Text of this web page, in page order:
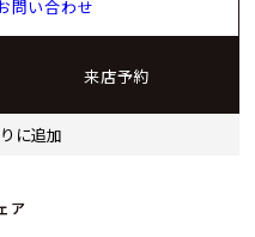
問い合わせ
来店予約
に追加
ア